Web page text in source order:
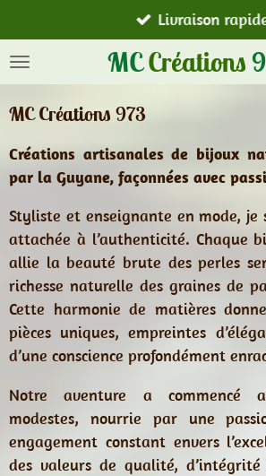
au
contenu
principal
MCCréations
Livraison
MC Créations 973
Créations artisanales de bijoux
par la Guyane, façonnées avec
Styliste et enseignante en mode, je
attachée à l’authenticité. Chaque
allie la beauté brute des perles
richesse naturelle des graines de
Cette harmonie de matières
pièces uniques, empreintes
d’une conscience profondément
Notre aventure a commencé
modestes, nourrie par une
engagement constant envers
des valeurs de qualité, d’intégrité